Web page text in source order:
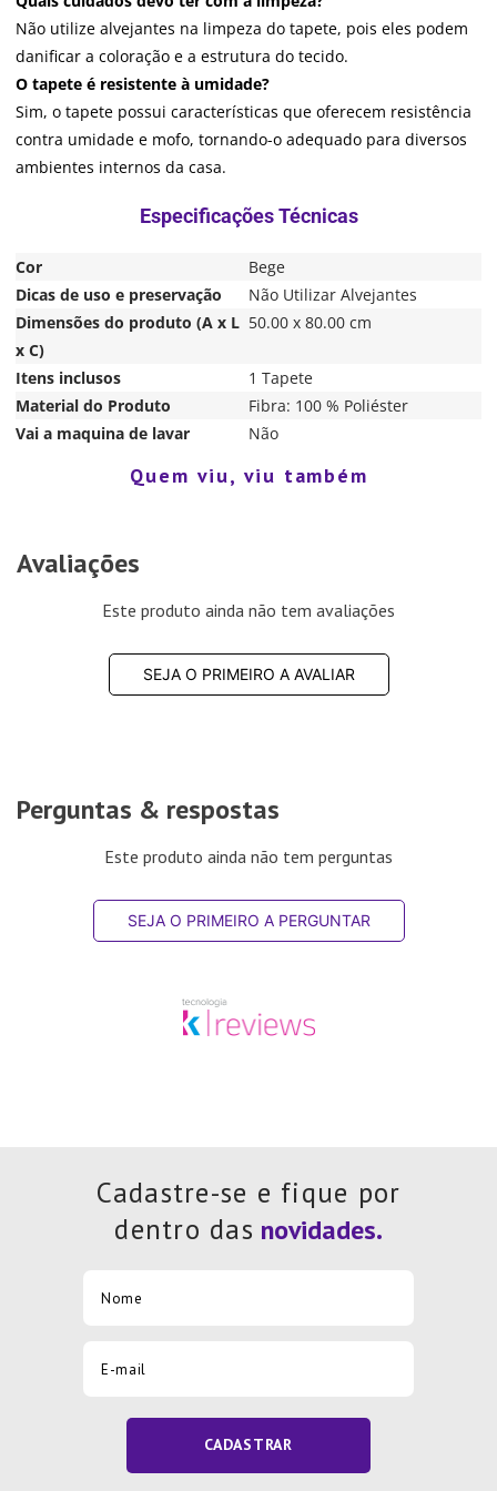
Não utilize alvejantes na limpeza do tapete, pois eles podem
danificar a coloração e a estrutura do tecido.
O tapete é resistente à umidade?
Sim, o tapete possui características que oferecem resistência
contra umidade e mofo, tornando-o adequado para diversos
ambientes internos da casa.
Cor
Bege
Dicas de uso e preservação
Não Utilizar Alvejantes
Dimensões do produto (A x L
x C)
50.00 x 80.00 cm
Itens inclusos
1 Tapete
Material do Produto
Fibra: 100 % Poliéster
Vai a maquina de lavar
Não
Quem viu, viu também
Avaliações
Este produto ainda não tem avaliações
SEJA O PRIMEIRO A AVALIAR
Perguntas & respostas
Este produto ainda não tem perguntas
SEJA O PRIMEIRO A PERGUNTAR
Cadastre-se e fique por
dentro das
CADASTRAR